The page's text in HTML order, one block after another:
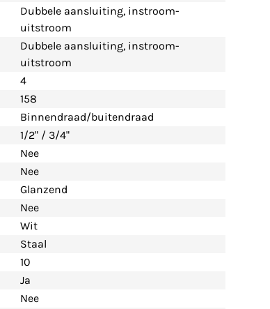
Dubbele aansluiting, instroom-
uitstroom
Dubbele aansluiting, instroom-
uitstroom
4
158
Binnendraad/buitendraad
1/2" / 3/4"
Nee
Nee
Glanzend
Nee
Wit
Staal
10
Ja
Nee